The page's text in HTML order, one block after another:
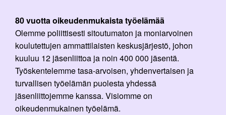
80 vuotta oikeudenmukaista työelämää
Olemme poliittisesti sitoutumaton ja moniarvoinen
koulutettujen ammattilaisten keskusjärjestö, johon
kuuluu 12 jäsenliittoa ja noin 400 000 jäsentä.
Työskentelemme tasa-arvoisen, yhdenvertaisen ja
turvallisen työelämän puolesta yhdessä
jäsenliittojemme kanssa. Visiomme on
oikeudenmukainen työelämä.